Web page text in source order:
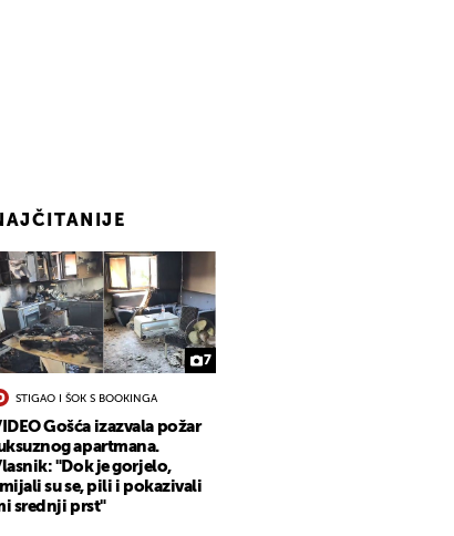
7
STIGAO I ŠOK S BOOKINGA
Gošća izazvala požar
apartmana.
"Dok je gorjelo,
su se, pili i pokazivali
srednji prst"